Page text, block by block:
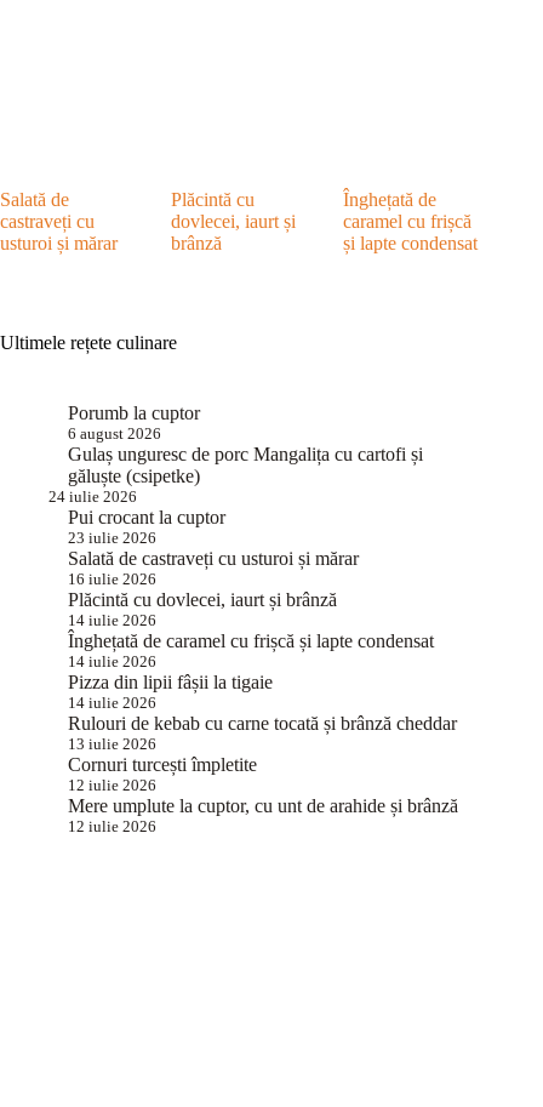
Salată de
castraveți cu
usturoi și mărar
Plăcintă cu
dovlecei, iaurt și
brânză
Înghețată de
caramel cu frișcă
și lapte condensat
Ultimele rețete culinare
Porumb la cuptor
6 august 2026
Gulaș unguresc de porc Mangalița cu cartofi și
găluște (csipetke)
24 iulie 2026
Pui crocant la cuptor
23 iulie 2026
Salată de castraveți cu usturoi și mărar
16 iulie 2026
Plăcintă cu dovlecei, iaurt și brânză
14 iulie 2026
Înghețată de caramel cu frișcă și lapte condensat
14 iulie 2026
Pizza din lipii fâșii la tigaie
14 iulie 2026
Rulouri de kebab cu carne tocată și brânză cheddar
13 iulie 2026
Cornuri turcești împletite
12 iulie 2026
Mere umplute la cuptor, cu unt de arahide și brânză
12 iulie 2026